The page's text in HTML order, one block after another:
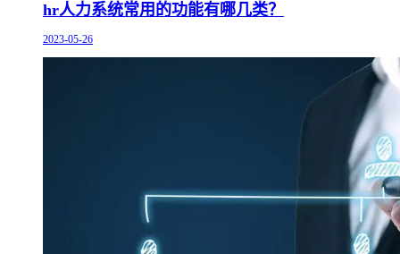
hr人力系统常用的功能有哪几类？
2023-05-26